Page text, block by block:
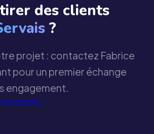
des clients
?
projet : contactez Fabrice
pour un premier échange
engagement.
gratuit→